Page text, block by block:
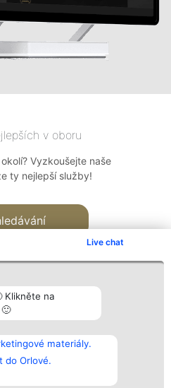
Live chat
Klikněte na
materiály.
do Orlové.
v oboru
Vyzkoušejte naše
ty nejlepší služby!
všech
Kontakt